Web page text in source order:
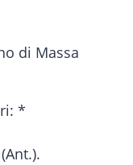
di Massa
*